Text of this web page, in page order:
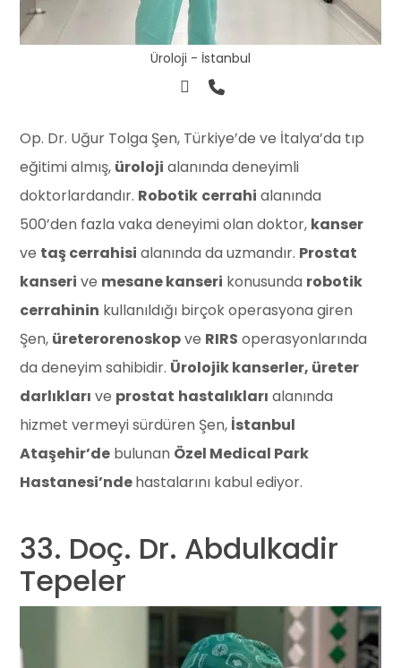
Üroloji - İstanbul
Op. Dr. Uğur Tolga Şen, Türkiye’de ve İtalya’da tıp
eğitimi almış, üroloji alanında deneyimli
doktorlardandır. Robotik cerrahi alanında
500’den fazla vaka deneyimi olan doktor, kanser
ve taş cerrahisi alanında da uzmandır. Prostat
kanseri ve mesane kanseri konusunda robotik
cerrahinin kullanıldığı birçok operasyona giren
Şen, üreterorenoskopve RIRS operasyonlarında
da deneyim sahibidir. Ürolojik kanserler, üreter
darlıkları ve prostat hastalıkları alanında
hizmet vermeyi sürdüren Şen, İstanbul
Ataşehir’de bulunan Özel Medical Park
Hastanesi’ndehastalarını kabul ediyor.
33. Doç. Dr. Abdulkadir
Tepeler